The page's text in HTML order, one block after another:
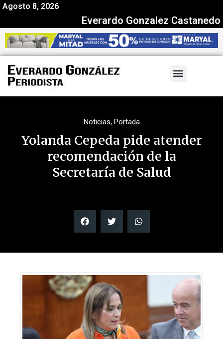
Agosto 8, 2026
Everardo Gonzalez Castanedo
Noticias, Portada
Yolanda Cepeda pide atender
recomendación de la
Secretaría de Salud